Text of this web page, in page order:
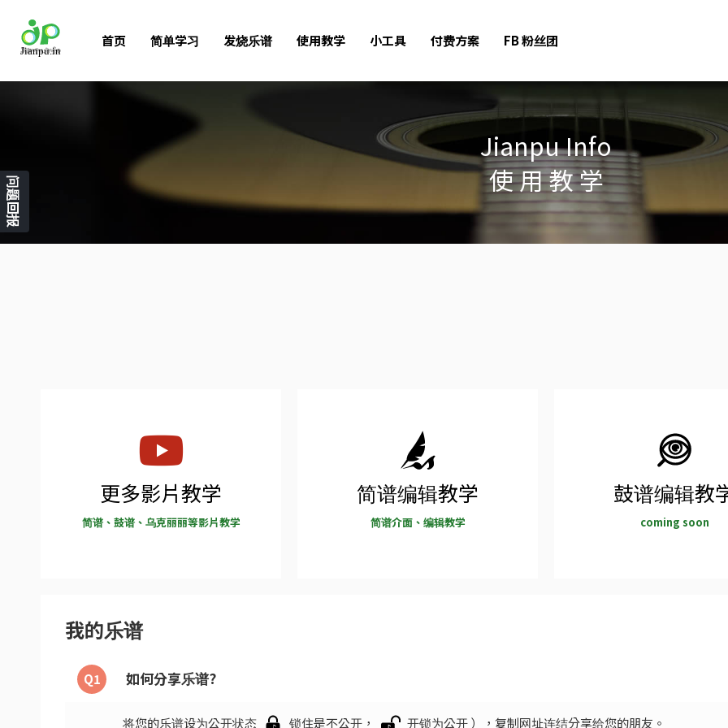
首页 简单学习 发烧乐谱 使用教学 小工具 付费方案 FB 粉丝团
Jianpu Info
使 用 教 学
更多影片教学
简谱、鼓谱、乌克丽丽等影片教学
简谱编辑教学
简谱介面、编辑教学
鼓谱编辑教
coming soon
我的乐谱
Q1 如何分享乐谱?
将您的乐谱设为公开状态 锁住是不公开， 开锁为公开 ），复制网址连结分享给您的朋友。
问题回报